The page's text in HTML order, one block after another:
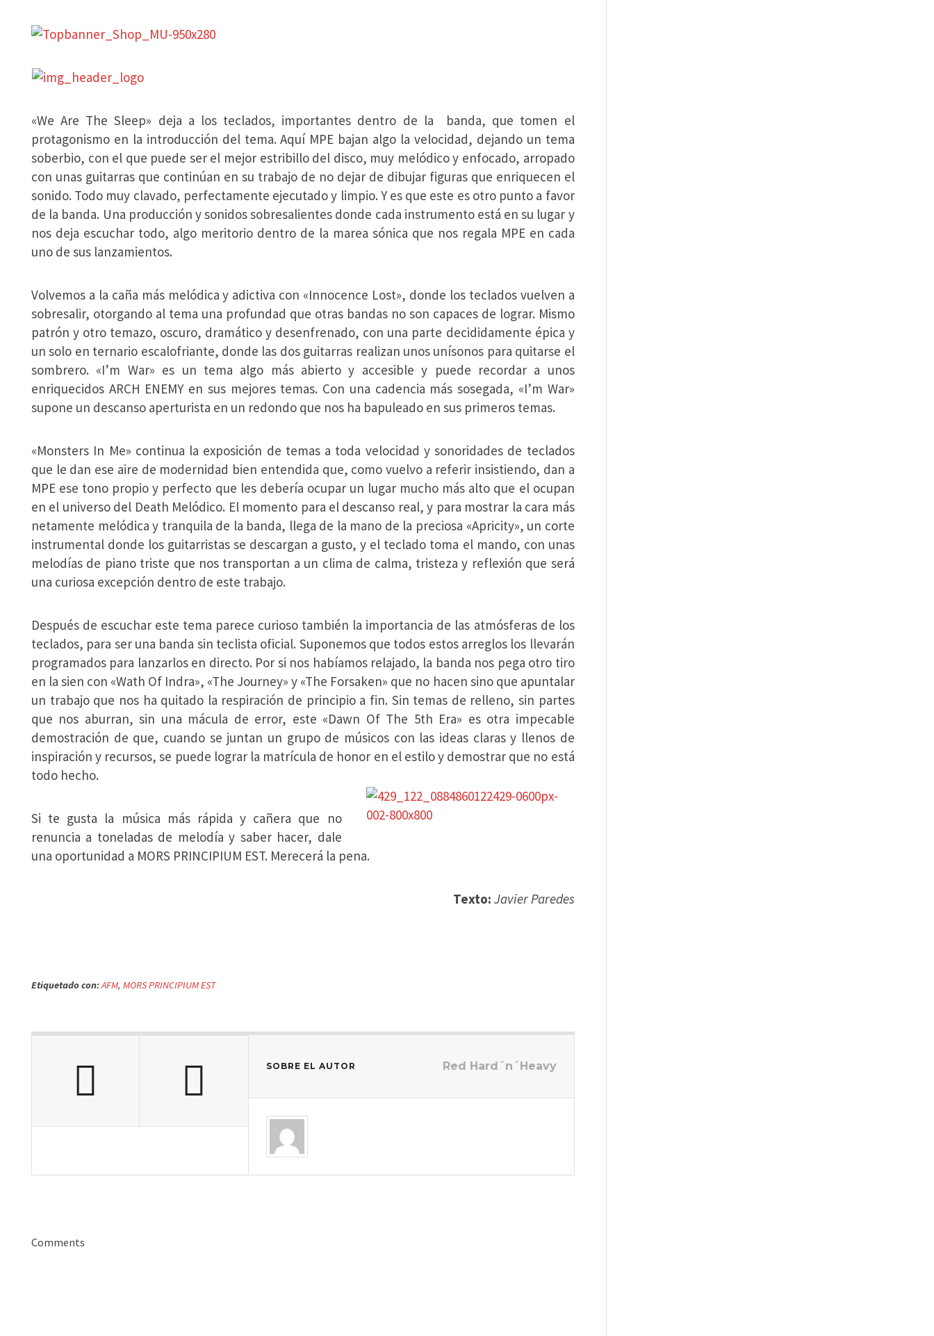
«We Are The Sleep» deja a los teclados, importantes dentro de la banda, que tomen el
protagonismo en la introducción del tema. Aquí MPE bajan algo la velocidad, dejando un tema
soberbio, con el que puede ser el mejor estribillo del disco, muy melódico y enfocado, arropado
con unas guitarras que continúan en su trabajo de no dejar de dibujar figuras que enriquecen el
sonido. Todo muy clavado, perfectamente ejecutado y limpio. Y es que este es otro punto a favor
de la banda. Una producción y sonidos sobresalientes donde cada instrumento está en su lugar y
nos deja escuchar todo, algo meritorio dentro de la marea sónica que nos regala MPE en cada
uno de sus lanzamientos.
Volvemos a la caña más melódica y adictiva con «Innocence Lost», donde los teclados vuelven a
sobresalir, otorgando al tema una profundad que otras bandas no son capaces de lograr. Mismo
patrón y otro temazo, oscuro, dramático y desenfrenado, con una parte decididamente épica y
un solo en ternario escalofriante, donde las dos guitarras realizan unos unísonos para quitarse el
sombrero. «I’m War» es un tema algo más abierto y accesible y puede recordar a unos
enriquecidos ARCH ENEMY en sus mejores temas. Con una cadencia más sosegada, «I’m War»
supone un descanso aperturista en un redondo que nos ha bapuleado en sus primeros temas.
«Monsters In Me» continua la exposición de temas a toda velocidad y sonoridades de teclados
que le dan ese aire de modernidad bien entendida que, como vuelvo a referir insistiendo, dan a
MPE ese tono propio y perfecto que les debería ocupar un lugar mucho más alto que el ocupan
en el universo del Death Melódico. El momento para el descanso real, y para mostrar la cara más
netamente melódica y tranquila de la banda, llega de la mano de la preciosa «Apricity», un corte
instrumental donde los guitarristas se descargan a gusto, y el teclado toma el mando, con unas
melodías de piano triste que nos transportan a un clima de calma, tristeza y reflexión que será
una curiosa excepción dentro de este trabajo.
Después de escuchar este tema parece curioso también la importancia de las atmósferas de los
teclados, para ser una banda sin teclista oficial. Suponemos que todos estos arreglos los llevarán
programados para lanzarlos en directo. Por si nos habíamos relajado, la banda nos pega otro tiro
en la sien con «Wath Of Indra», «The Journey» y «The Forsaken» que no hacen sino que apuntalar
un trabajo que nos ha quitado la respiración de principio a fin. Sin temas de relleno, sin partes
que nos aburran, sin una mácula de error, este «Dawn Of The 5th Era» es otra impecable
demostración de que, cuando se juntan un grupo de músicos con las ideas claras y llenos de
inspiración y recursos, se puede lograr la matrícula de honor en el estilo y demostrar que no está
todo hecho.
Si te gusta la música más rápida y cañera que no
renuncia a toneladas de melodía y saber hacer, dale
una oportunidad a MORS PRINCIPIUM EST. Merecerá la pena.
Texto: Javier Paredes
Etiquetado con:AFM, MORS PRINCIPIUM EST
SOBRE EL AUTOR Red Hard´n´Heavy
Comments